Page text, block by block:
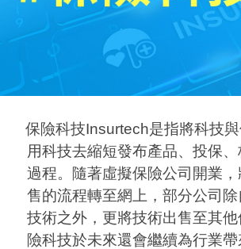
樓
理
業
科
技
職
保險科技Insurtech是指將科技與
用科技去縮短發布產品、投保
過程。隨著虛擬保險公司開業
售的流程轉至網上，部分公司
技術之外，更將技術出售至其
險科技於未來還會繼續為行業